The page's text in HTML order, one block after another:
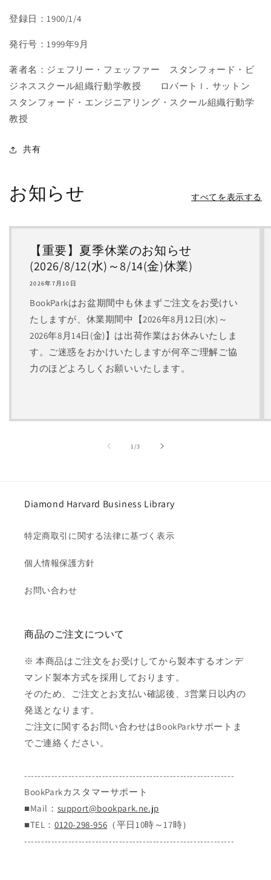
登録日：1900/1/4
発行号：1999年9月
著者名：ジェフリー・フェッファー スタンフォード・ビ
ジネススクール組織行動学教授 ロバート I．サットン
スタンフォード・エンジニアリング・スクール組織行動学
教授
共有
お知らせ すべてを表示する
【重要】夏季休業のお知らせ
(2026/8/12(水)～8/14(金)休業)
2026年7月10日
BookParkはお盆期間中も休まずご注文をお受けい
たしますが、休業期間中【2026年8月12日(水)～
2026年8月14日(金)】は出荷作業はお休みいたしま
す。ご迷惑をおかけいたしますが何卒ご理解ご協
力のほどよろしくお願いいたします。
1 /の
3
Diamond Harvard Business Library
特定商取引に関する法律に基づく表示
個人情報保護方針
お問い合わせ
商品のご注文について
※ 本商品はご注文をお受けしてから製本するオンデ
マンド製本方式を採用しております。
そのため、ご注文とお支払い確認後、3営業日以内の
発送となります。
ご注文に関するお問い合わせはBookParkサポートま
でご連絡ください。
--------------------------------------------------------------
BookParkカスタマーサポート
■Mail： support@bookpark.ne.jp
■TEL： 0120-298-956 （平日10時～17時）
--------------------------------------------------------------